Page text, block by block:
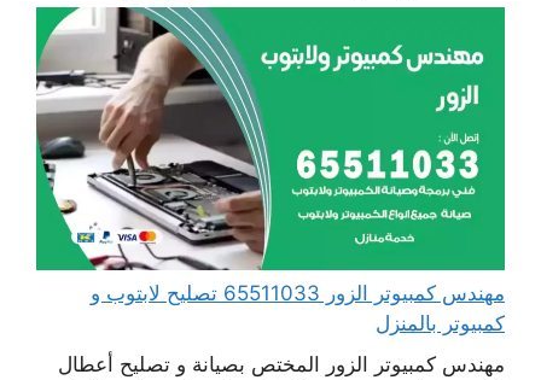
مهندس كمبيوتر الزور 65511033 تصليح لابتوب و
كمبيوتر بالمنزل
مهندس كمبيوتر الزور المختص بصيانة و تصليح أعطال